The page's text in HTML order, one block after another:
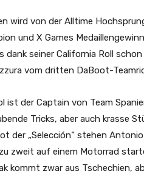
wird von der Alltime
und X Games
dank seiner California Roll
vom dritten DaBoot-
ist der Captain von Team
Tricks, aber auch krasse
der „Selección“ stehen
zweit auf einem Motorrad
kommt zwar aus Tschechien,